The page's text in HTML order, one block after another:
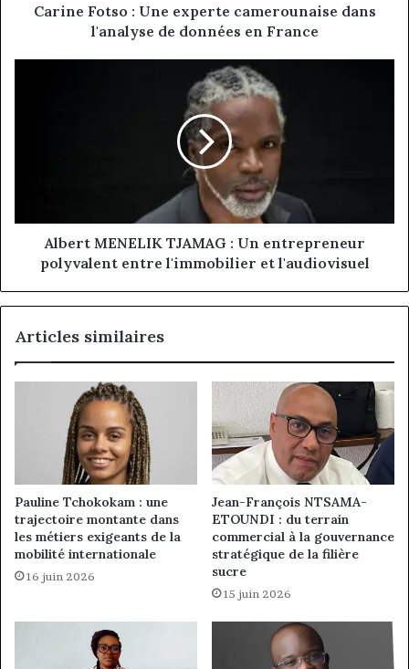
données
Carine Fotso : Une experte camerounaise dans
l'analyse de données en France
l'immobilier
l'audiovisuel
Albert MENELIK TJAMAG : Un entrepreneur
polyvalent entre l'immobilier et l'audiovisuel
Articles similaires
Pauline Tchokokam : une
trajectoire montante dans
les métiers exigeants de la
mobilité internationale
16 juin 2026
Jean-François NTSAMA-
ETOUNDI : du terrain
commercial à la gouvernance
stratégique de la filière
sucre
15 juin 2026